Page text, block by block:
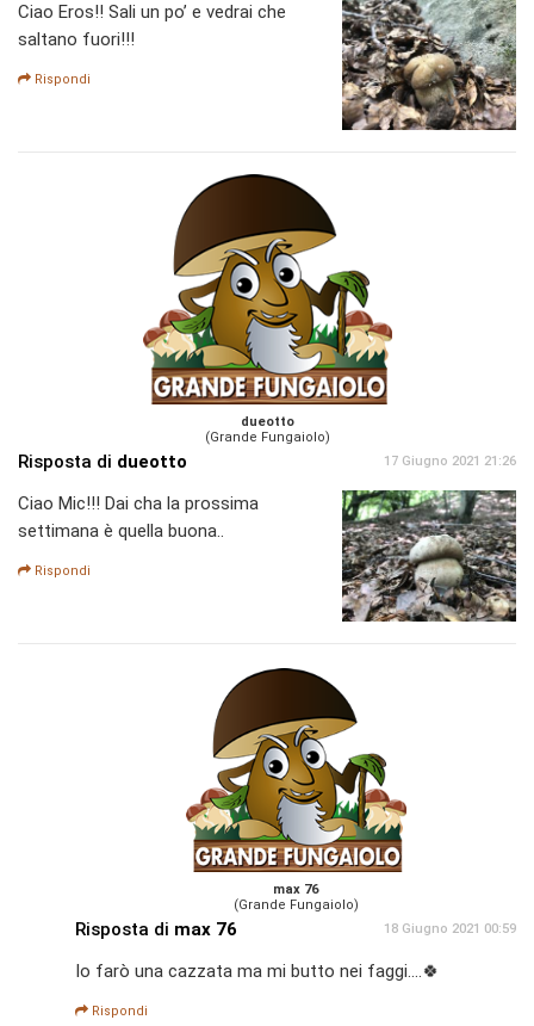
Ciao Eros!! Sali un po’ e vedrai che
saltano fuori!!!
Rispondi
dueotto
(Grande Fungaiolo)
Risposta di dueotto 17 Giugno 2021 21:26
Ciao Mic!!! Dai cha la prossima
settimana è quella buona..
Rispondi
max 76
(Grande Fungaiolo)
Risposta di max 76 18 Giugno 2021 00:59
Io farò una cazzata ma mi butto nei faggi....🍀
Rispondi